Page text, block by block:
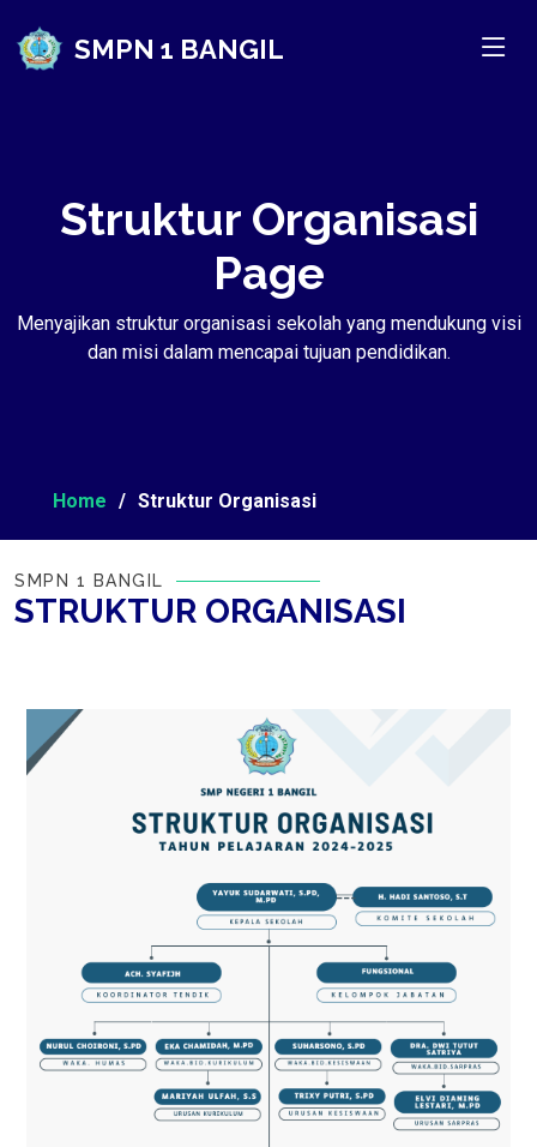
SMPN 1 BANGIL
Struktur Organisasi
Page
Menyajikan struktur organisasi sekolah yang mendukung visi
dan misi dalam mencapai tujuan pendidikan.
Home Struktur Organisasi
SMPN 1 BANGIL
STRUKTUR ORGANISASI